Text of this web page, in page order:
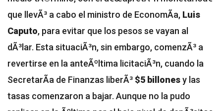
que llevÃ³ a cabo el ministro de EconomÃ­a, Luis
Caputo, para evitar que los pesos se vayan al
dÃ³lar. Esta situaciÃ³n, sin embargo, comenzÃ³ a
revertirse en la anteÃºltima licitaciÃ³n, cuando la
SecretarÃ­a de Finanzas liberÃ³ $5 billonesy las
tasas comenzaron a bajar. Aunque no la pudo